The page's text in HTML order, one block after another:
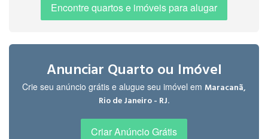
" Otimo muito bom , excelente "
Encontre quartos e imóveis para alugar
Anunciar Quarto ou Imóvel
Crie seu anúncio grátis e alugue seu imóvel em Maracanã,
Rio de Janeiro - RJ.
Criar Anúncio Grátis